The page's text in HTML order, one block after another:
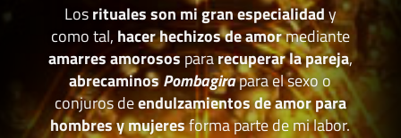
Losrituales son mi gran especialidady
como tal, hacer hechizos de amormediante
amarres amorosospararecuperar la pareja,
abrecaminosPombagirapara el sexo o
conjuros deendulzamientos de amor para
hombres y mujeresforma parte de mi labor.